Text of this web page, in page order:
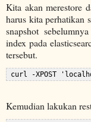
Kita akan merestore
harus kita perhatikan
snapshot
index pada
tersebut.
Kemudian lakukan